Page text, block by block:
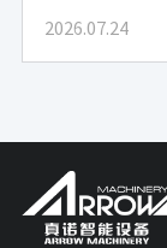
2026.07.24